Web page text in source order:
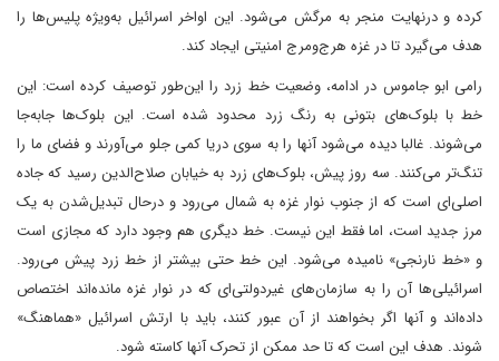
کرده و درنهایت منجر به مرگش می‌شود. این اواخر اسرائیل به‌ویژه پلیس‌ها را
هدف می‌گیرد تا در غزه هرج‌ومرج امنیتی ایجاد کند.
رامی ابو جاموس در ادامه، وضعیت خط زرد را این‌طور توصیف کرده است: این
خط با بلوک‌های بتونی به رنگ زرد محدود شده است. این بلوک‌ها جابه‌جا
می‌شوند. غالبا دیده می‌شود‌ آنها را به سوی دریا کمی جلو می‌آورند و فضای ما را
تنگ‌تر می‌کنند. سه روز پیش، بلوک‌های زرد به خیابان صلاح‌الدین رسید که جاده
اصلی‌ای است که از جنوب نوار غزه به شمال می‌رود و درحال تبدیل‌شدن به یک
مرز جدید است، اما فقط این نیست. خط دیگری هم وجود دارد که مجازی است
و «خط نارنجی» نامیده می‌شود. این خط حتی بیشتر از خط زرد پیش می‌رود.
اسرائیلی‌ها آن را به سازمان‌های غیردولتی‌ای که در نوار غزه مانده‌اند اختصاص
داده‌اند و آنها اگر بخواهند از آن عبور کنند، باید با ارتش اسرائیل «هماهنگ»
شوند. هدف این است که تا حد ممکن از تحرک آنها کاسته شود.